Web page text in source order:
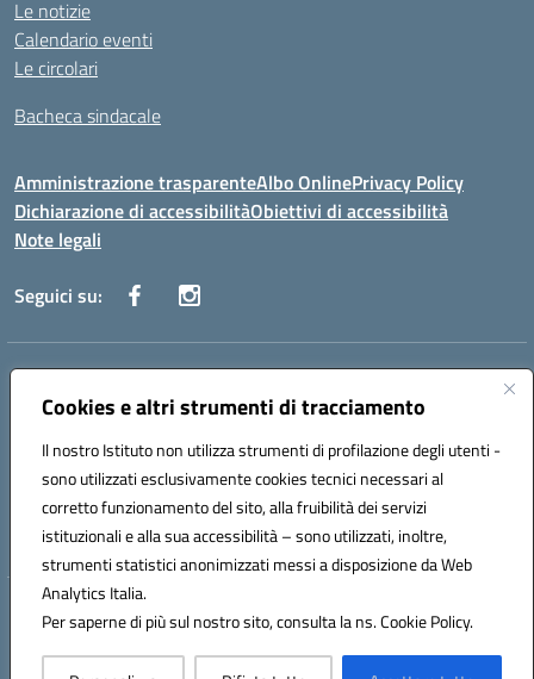
Cookies e altri strumenti di tracciamento
Il nostro Istituto non utilizza strumenti di profilazione degli utenti -
sono utilizzati esclusivamente cookies tecnici necessari al
corretto funzionamento del sito, alla fruibilità dei servizi
istituzionali e alla sua accessibilità – sono utilizzati, inoltre,
strumenti statistici anonimizzati messi a disposizione da Web
Analytics Italia.
Per saperne di più sul nostro sito, consulta la ns. Cookie Policy.
Le notizie
Calendario eventi
Le circolari
Bacheca sindacale
Amministrazione trasparenteAlbo OnlinePrivacy Policy
Dichiarazione di accessibilitàObiettivi di accessibilità
Note legali
Seguici su:
Indirizzo:
Centralino:0924 534873 Salemi - 0924534879 Partanna
Posta elettronica certificata (PEC):tpis002005@pec.istruzione.it
Codice fiscale: 90000320813
Codice meccanografico: TPIS002005
Hosting & Powered by 3D Solution S.r.l.
Concept & Design by Designers Italia